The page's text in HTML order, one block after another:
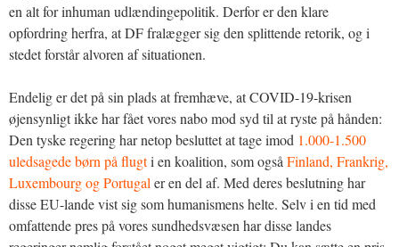
en alt for inhuman udlændingepolitik. Derfor er den klare
opfordring herfra, at DF fralægger sig den splittende retorik, og i
stedet forstår alvoren af situationen.
Endelig er det på sin plads at fremhæve, at COVID-19-krisen
øjensynligt ikke har fået vores nabo mod syd til at ryste på hånden:
Den tyske regering har netop besluttet at tage imod 1.000-1.500
uledsagede børn på flugti en koalition, som også Finland, Frankrig,
Luxembourg og Portugal er en del af. Med deres beslutning har
disse EU-lande vist sig som humanismens helte. Selv i en tid med
omfattende pres på vores sundhedsvæsen har disse landes